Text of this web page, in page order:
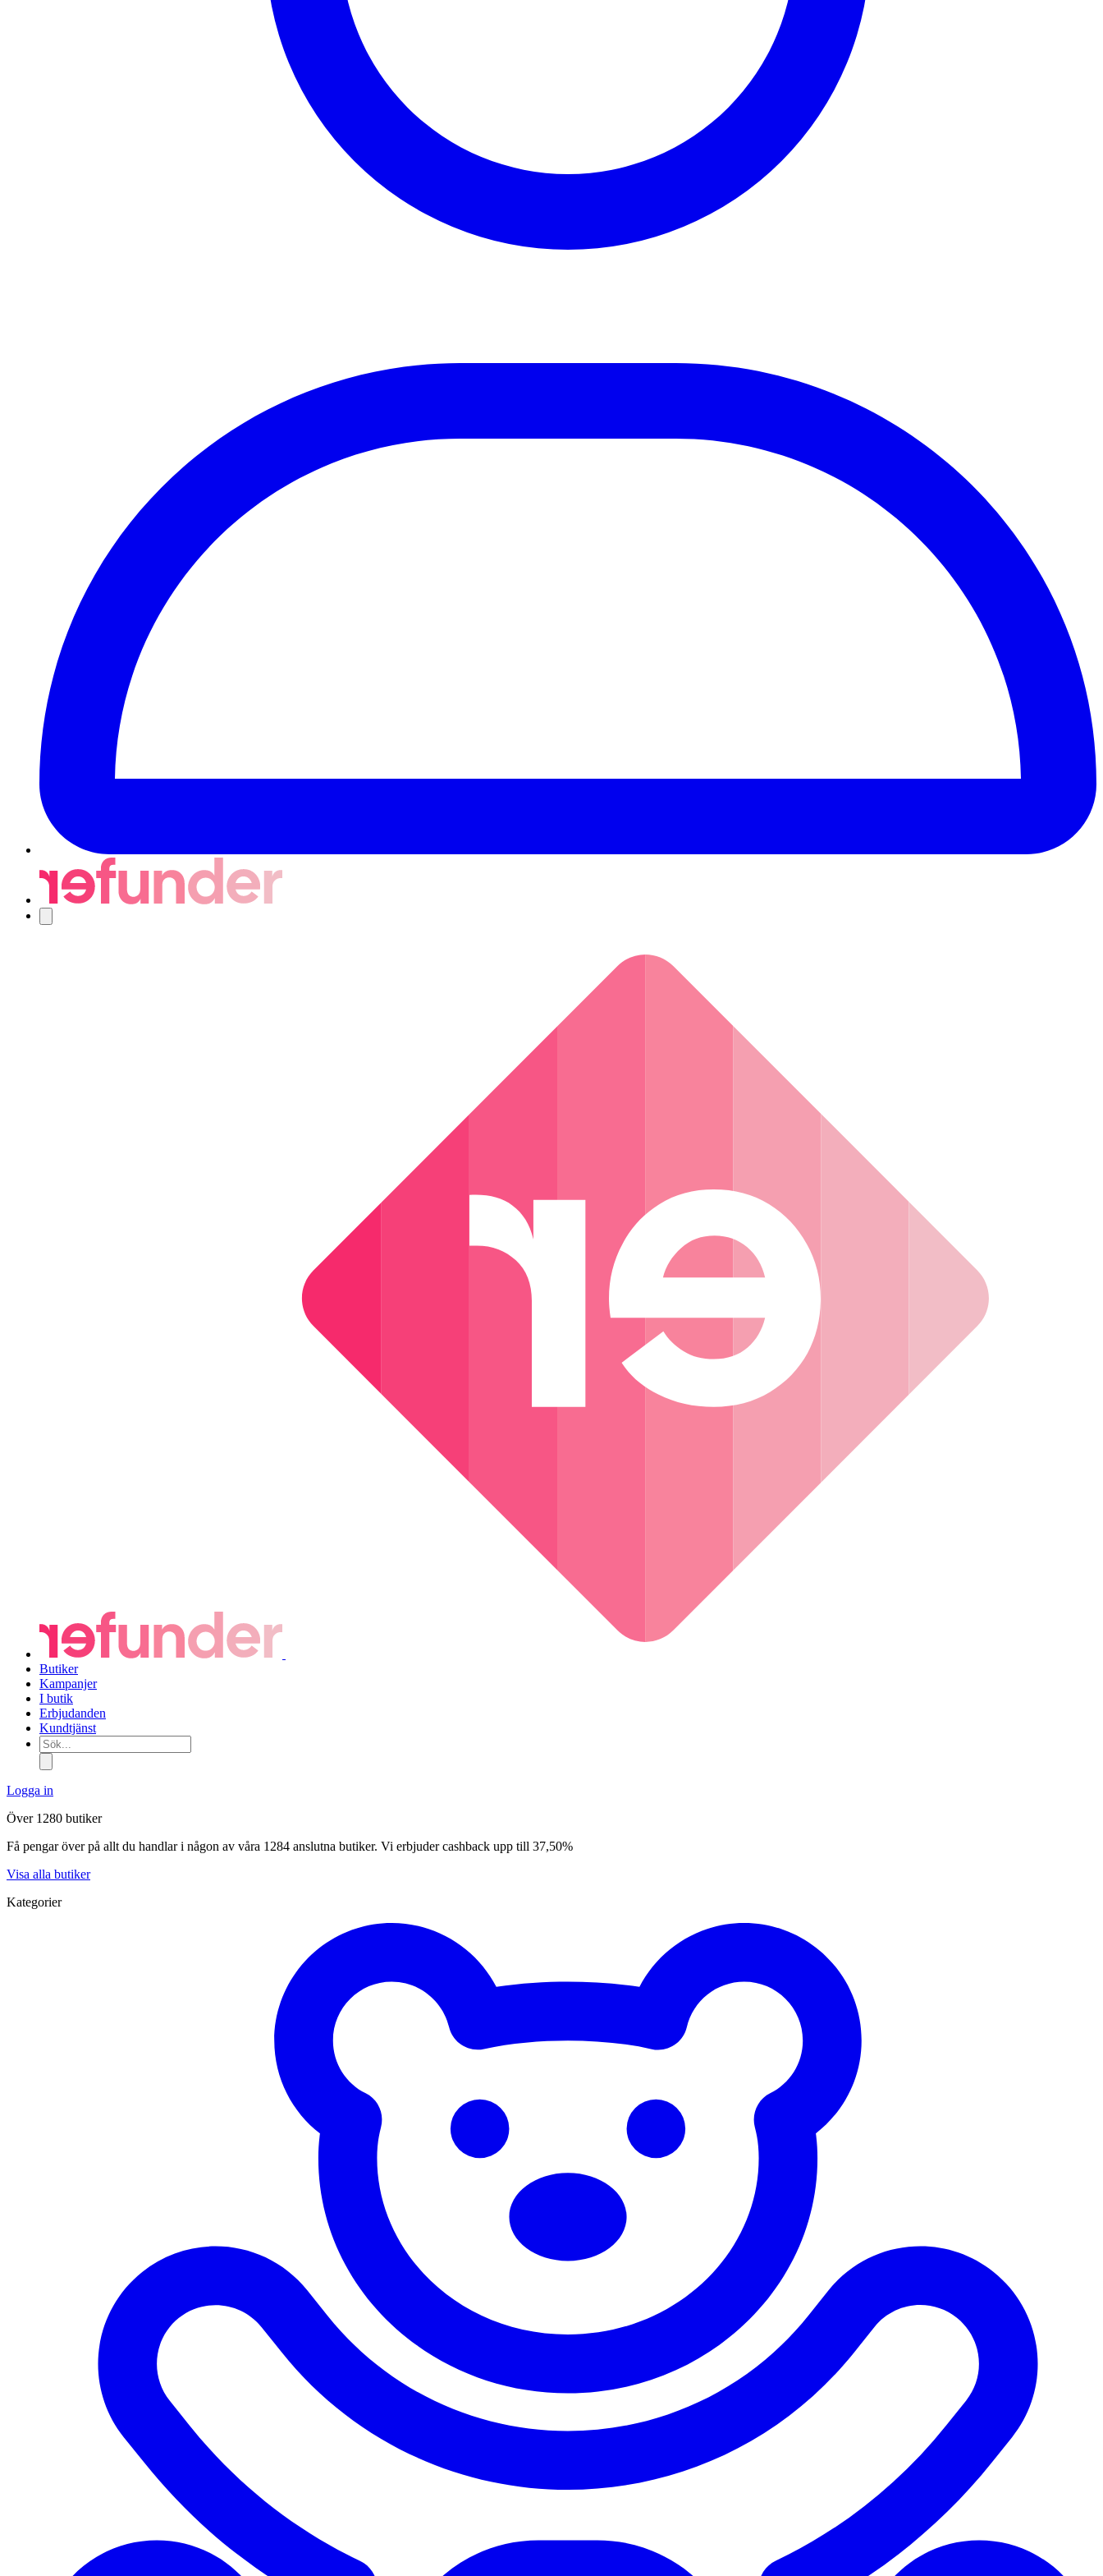
Butiker
Kampanjer
I butik
Erbjudanden
Kundtjänst
Sök...
Logga in
Över 1280 butiker
Få pengar över på allt du handlar i någon av våra 1284 anslutna butiker. Vi erbjuder cashback upp till 37,50%
Visa alla butiker
Kategorier